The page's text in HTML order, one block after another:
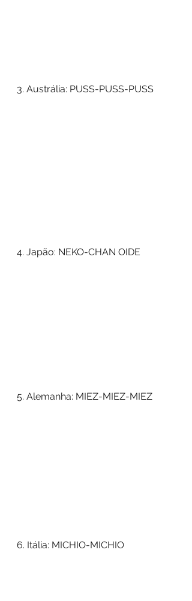
3. Austrália: PUSS-PUSS-PUSS
4. Japão: NEKO-CHAN OIDE
5. Alemanha: MIEZ-MIEZ-MIEZ
6. Itália: MICHIO-MICHIO